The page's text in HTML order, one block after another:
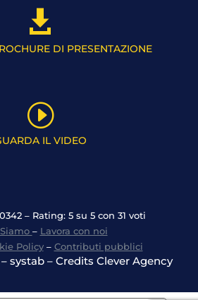

DI PRESENTAZIONE
I
IL VIDEO
– Rating: 5 su 5 con 31 voti
– Lavora con noi
Policy– Contributi pubblici
systab – Credits Clever Agency